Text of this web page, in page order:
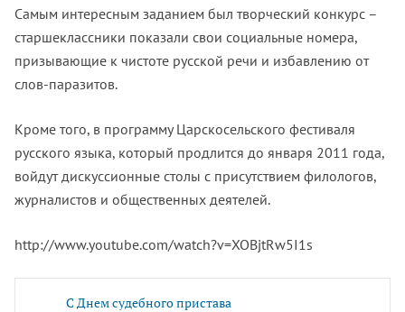
Самым интересным заданием был творческий конкурс –
старшеклассники показали свои социальные номера,
призывающие к чистоте русской речи и избавлению от
слов-паразитов.
Кроме того, в программу Царскосельского фестиваля
русского языка, который продлится до января 2011 года,
войдут дискуссионные столы с присутствием филологов,
журналистов и общественных деятелей.
http://www.youtube.com/watch?v=XOBjtRw5I1s
С Днем судебного пристава